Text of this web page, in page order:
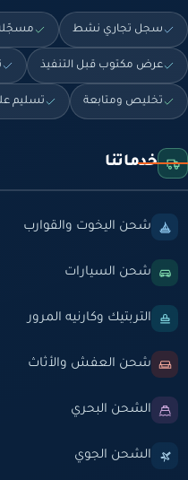
سجل تجاري نشط
عرض مكتوب قبل التنفيذ
تخليص ومتابعة تسليم
خدماتنا
شحن اليخوت والقوارب
شحن السيارات
التربتيك وكارنيه المرور
شحن العفش والأثاث
الشحن البحري
الشحن الجوي